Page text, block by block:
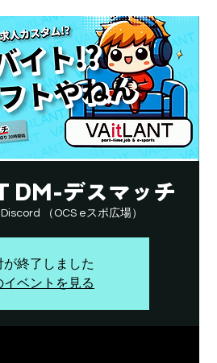
DM-デスマッチ
Discord （OCS eスポ広場）
が終了しました
イベントを見る